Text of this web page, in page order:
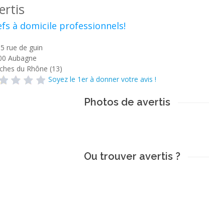
à domicile professionnels!
rue de guin
Aubagne
du Rhône (13)
Soyez le 1er à donner votre avis !
Photos de avertis
Ou trouver avertis ?